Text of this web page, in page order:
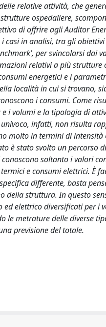
relative attività, che
ospedaliere,
di offrire agli Auditor
in analisi, tra gli obiettivi
per svincolarsi dai
relativi a più strutture
energetici e i
località in cui si trovano,
i consumi. Come
i volumi e la tipologia di
infatti, non risulta
molto in termini di
è stato svolto un percorso
soltanto i valori
e consumi elettrici. È
differente, basta
struttura. In questo
elettrico diversificati per i
le metrature delle diverse
previsione del totale.